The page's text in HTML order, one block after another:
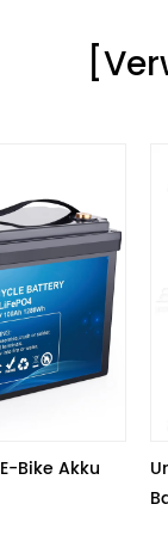
Umweltfreundliche
Batterie LiFePO4